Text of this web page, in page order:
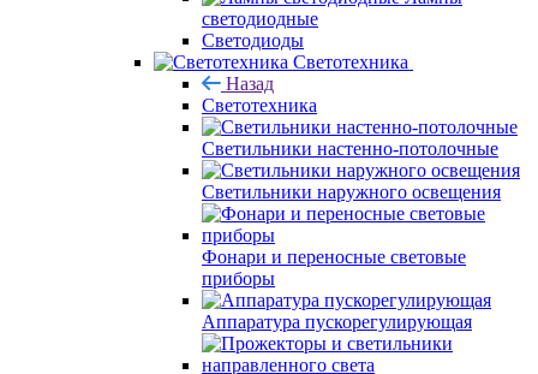
светодиодные
Светодиоды
Светотехника
Назад
Светотехника
Светильники настенно-потолочные
Светильники наружного освещения
Фонари и переносные световые
приборы
Аппаратура пускорегулирующая